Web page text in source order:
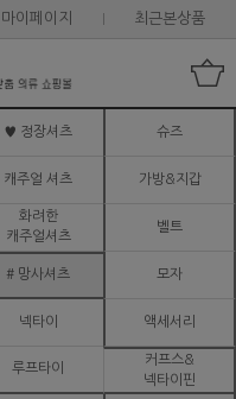
마이페이지 최근본상품
♥ 정장셔츠 슈즈
캐주얼 셔츠 가방&지갑
화려한
캐주얼셔츠
벨트
# 망사셔츠 모자
넥타이 액세서리
루프타이
커프스&
넥타이핀